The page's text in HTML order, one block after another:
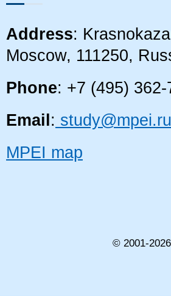
Address:
Moscow, 111250,
Phone: +7 (495) 362-
Email : study@mpei.ru
MPEI map
© 2001-2026